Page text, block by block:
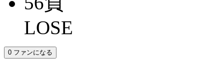
LOSE
0 ファンになる